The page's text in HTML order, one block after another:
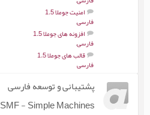
امنیت جوملا 1.5
فارسی,
افزونه های جوملا 1.5
فارسی,
قالب های جوملا 1.5
فارسی
پشتیبانی و توسعه فارسی
SMF - Simple Machines